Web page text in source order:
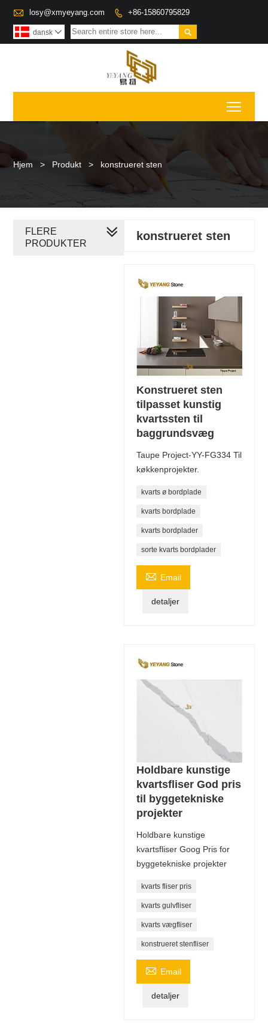
 losy@xmyeyang.com  +86-15860795829

dansk 
Hjem > Produkt > konstrueret sten
konstrueret sten
Konstrueret sten
tilpasset kunstig
kvartssten til
baggrundsvæg
Taupe Project-YY-FG334 Til
køkkenprojekter.
kvarts ø bordplade
kvarts bordplade
kvarts bordplader
sorte kvarts bordplader
 Email
detaljer
Holdbare kunstige
kvartsfliser God pris
til byggetekniske
projekter
Holdbare kunstige
kvartsfliser Goog Pris for
byggetekniske projekter
kvarts fliser pris
kvarts gulvfliser
kvarts vægfliser
konstrueret stenfliser
 Email
detaljer
FLERE
PRODUKTER